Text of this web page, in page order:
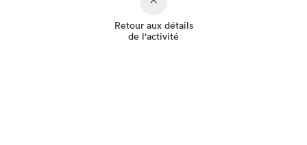
Retour aux détails
de l'activité